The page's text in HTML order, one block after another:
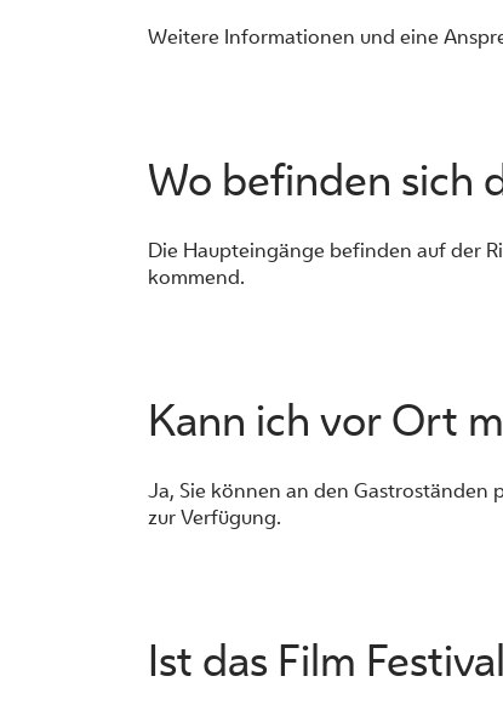
Weitere Informationen und eine
Wo befinden sich
Die Haupteingänge befinden auf der
kommend.
Kann ich vor Ort
Ja, Sie können an den Gastroständen
zur Verfügung.
Ist das Film